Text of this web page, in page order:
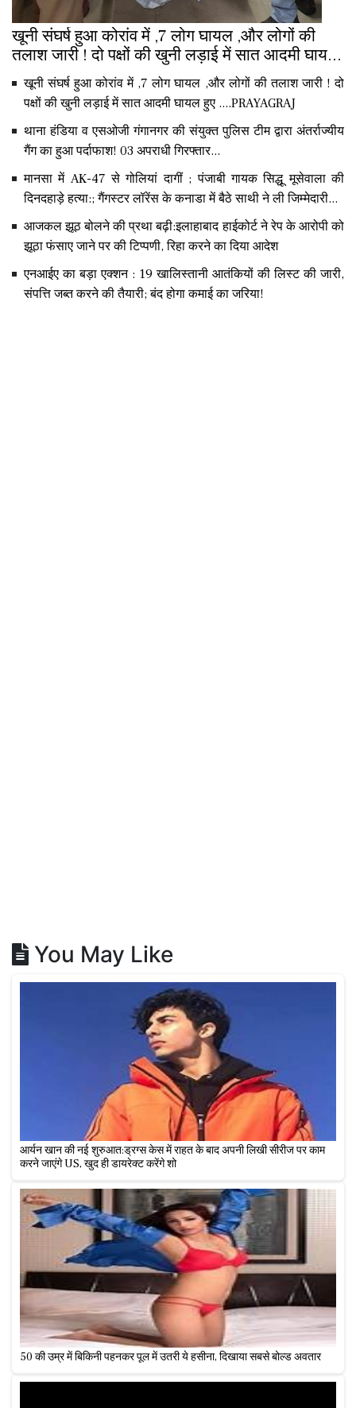
खूनी संघर्ष हुआ कोरांव में ,7 लोग घायल ,और लोगों की
तलाश जारी ! दो पक्षों की खुनी लड़ाई में सात आदमी घायल
हुए ....PRAYAGRAJ
खूनी संघर्ष हुआ कोरांव में ,7 लोग घायल ,और लोगों की तलाश जारी ! दो
पक्षों की खुनी लड़ाई में सात आदमी घायल हुए ....PRAYAGRAJ
थाना हंडिया व एसओजी गंगानगर की संयुक्त पुलिस टीम द्वारा अंतर्राज्यीय
गैंग का हुआ पर्दाफाश! 03 अपराधी गिरफ्तार...
मानसा में AK-47 से गोलियां दागीं ; पंजाबी गायक सिद्धू मूसेवाला की
दिनदहाड़े हत्या:; गैंगस्टर लॉरेंस के कनाडा में बैठे साथी ने ली जिम्मेदारी...
आजकल झूठ बोलने की प्रथा बढ़ी:इलाहाबाद हाईकोर्ट ने रेप के आरोपी को
झूठा फंसाए जाने पर की टिप्पणी, रिहा करने का दिया आदेश
एनआईए का बड़ा एक्शन : 19 खालिस्तानी आतंकियों की लिस्ट की जारी,
संपत्ति जब्त करने की तैयारी; बंद होगा कमाई का जरिया!
You May Like
आर्यन खान की नई शुरुआत:ड्रग्स केस में राहत के बाद अपनी लिखी सीरीज पर काम
करने जाएंगे US, खुद ही डायरेक्ट करेंगे शो
50 की उम्र में बिकिनी पहनकर पूल में उतरी ये हसीना, दिखाया सबसे बोल्ड अवतार